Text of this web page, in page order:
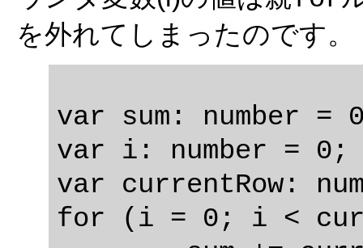
を外れてしまったのです。
var sum: number =
var i: number = 0;
var currentRow:
for (i = 0; i <